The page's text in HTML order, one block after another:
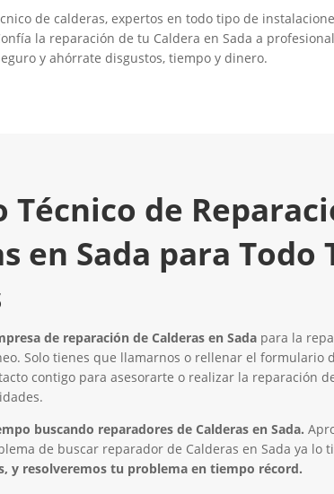
de calderas, expertos en todo tipo de
la reparación de tu Caldera en Sada a
y ahórrate disgustos, tiempo y dinero.
Técnico de
en Sada para Todo
de reparación de Calderas en Sadapara la
Solo tienes que llamarnos o rellenar el formulario
contigo para asesorarte o realizar la reparación
buscando reparadores de Calderas en Sada.
de buscar reparador de Calderas en Sada ya lo
y resolveremos tu problema en tiempo récord.